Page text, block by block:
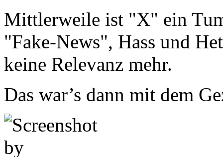
Mittlerweile ist "X" ein
"Fake-News", Hass und
keine Relevanz mehr.
Das war’s dann mit dem